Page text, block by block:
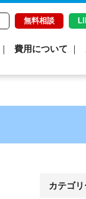
無料相談
費用について
カテゴ